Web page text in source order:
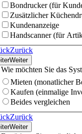
Bondrucker (für
Zusätzlicher
Kundenanzeige
Handscanner (für
Zurück
Weiter
Wie möchten Sie das
Mieten (monatlicher
Kaufen (einmalige
Beides vergleichen
Zurück
Weiter